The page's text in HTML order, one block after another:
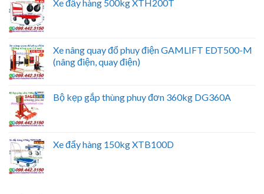
Xe đẩy hàng 500kg XTH200T
Xe nâng quay đổ phuy điện GAMLIFT EDT500-M
(nâng điện, quay điện)
Bộ kẹp gắp thùng phuy đơn 360kg DG360A
Xe đẩy hàng 150kg XTB100D